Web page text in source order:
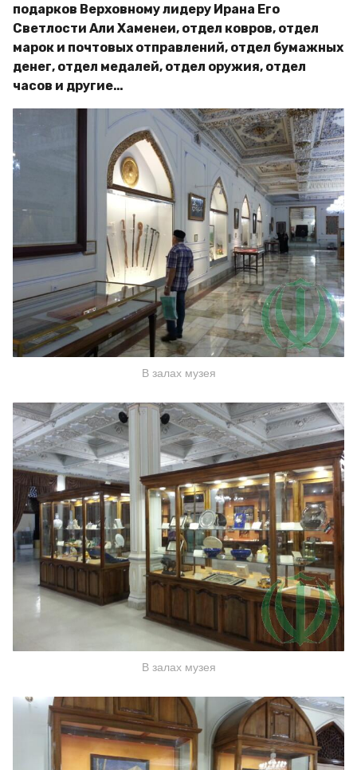
подарков Верховному лидеру Ирана Его
Светлости Али Хаменеи, отдел ковров, отдел
марок и почтовых отправлений, отдел бумажных
денег, отдел медалей, отдел оружия, отдел
часов и другие…
В залах музея
В залах музея